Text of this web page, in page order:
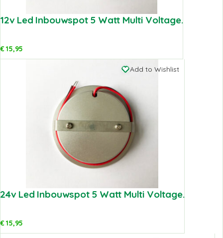
12v Led Inbouwspot 5 Watt Multi Voltage.
€15,95
Add to Wishlist
24v Led Inbouwspot 5 Watt Multi Voltage.
€15,95